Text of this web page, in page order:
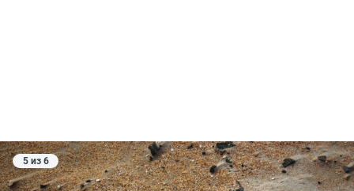
5 из 6